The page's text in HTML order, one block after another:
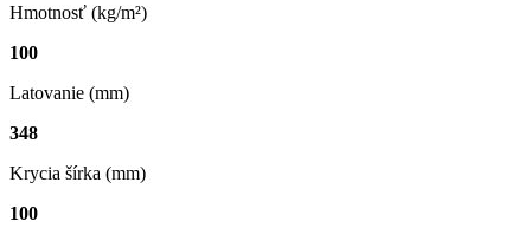
Hmotnosť (kg/m²)
100
Latovanie (mm)
348
Krycia šírka (mm)
100